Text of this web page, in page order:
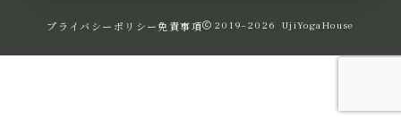
プライバシーポリシー免責事項 2019–2026 UjiYogaHouse